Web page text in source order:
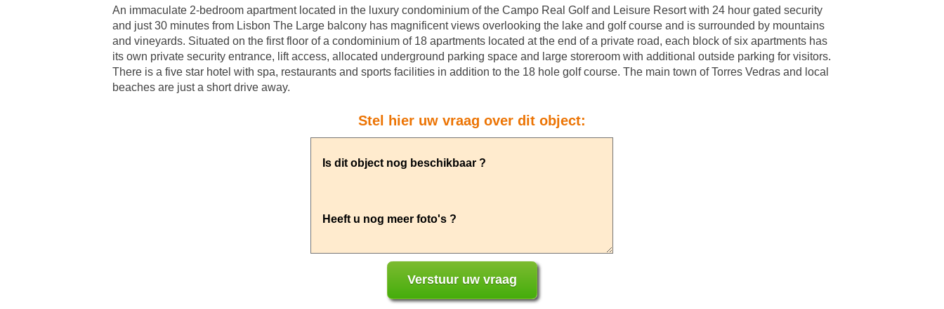
An immaculate 2-bedroom apartment located in the luxury condominium of the Campo Real Golf and Leisure Resort with 24 hour gated security
and just 30 minutes from Lisbon The Large balcony has magnificent views overlooking the lake and golf course and is surrounded by mountains
and vineyards. Situated on the first floor of a condominium of 18 apartments located at the end of a private road, each block of six apartments has
its own private security entrance, lift access, allocated underground parking space and large storeroom with additional outside parking for visitors.
There is a five star hotel with spa, restaurants and sports facilities in addition to the 18 hole golf course. The main town of Torres Vedras and local
beaches are just a short drive away.
Stel hier uw vraag over dit object: